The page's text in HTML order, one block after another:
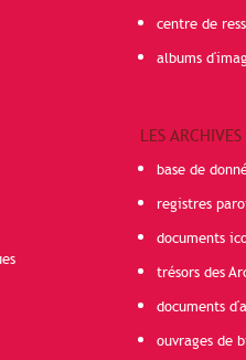
centre de
albums
LES
base de
registres
documents
trésors des
documents
ouvrages de